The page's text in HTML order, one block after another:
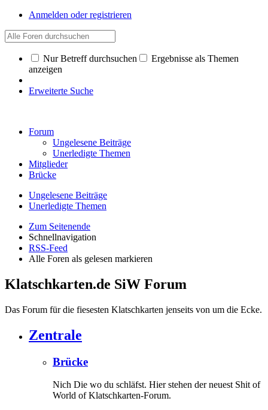
Anmelden oder registrieren
Nur Betreff durchsuchen
Ergebnisse als Themen
anzeigen
Erweiterte Suche
Forum
Ungelesene Beiträge
Unerledigte Themen
Mitglieder
Brücke
Ungelesene Beiträge
Unerledigte Themen
Zum Seitenende
Schnellnavigation
RSS-Feed
Alle Foren als gelesen markieren
Klatschkarten.de SiW Forum
Das Forum für die fiesesten Klatschkarten jenseits von um die Ecke.
Zentrale
Brücke
Nich Die wo du schläfst. Hier stehen der neuest Shit of
World of Klatschkarten-Forum.